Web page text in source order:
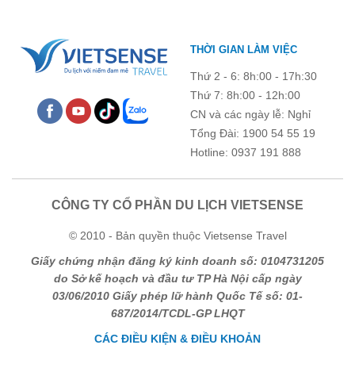
THỜI GIAN LÀM VIỆC
Thứ 2 - 6: 8h:00 - 17h:30
Thứ 7: 8h:00 - 12h:00
CN và các ngày lễ: Nghỉ
Tổng Đài: 1900 54 55 19
Hotline: 0937 191 888
CÔNG TY CỔ PHẦN DU LỊCH VIETSENSE
© 2010 - Bản quyền thuộc Vietsense Travel
Giấy chứng nhận đăng ký kinh doanh số: 0104731205
do Sở kế hoạch và đầu tư TP Hà Nội cấp ngày
03/06/2010 Giấy phép lữ hành Quốc Tế số: 01-
687/2014/TCDL-GP LHQT
CÁC ĐIỀU KIỆN & ĐIỀU KHOẢN